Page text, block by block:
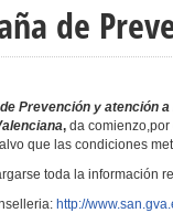
de
Prevención y atención
, da
que las condiciones
toda la información
http://